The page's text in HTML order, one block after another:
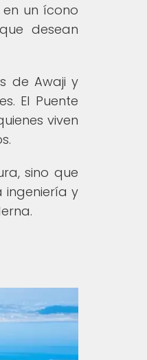
un ícono
desean
de Awaji y
El Puente
viven
sino que
ingeniería y